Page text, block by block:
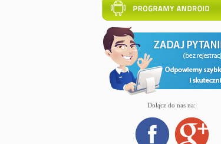
Dołącz do nas na: